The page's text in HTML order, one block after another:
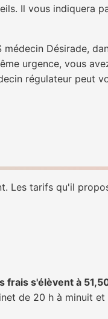
Il vous indiquera
Désirade,
urgence, vous
régulateur peut
Les tarifs qu'il
frais s'élèvent à
de 20 h à minuit